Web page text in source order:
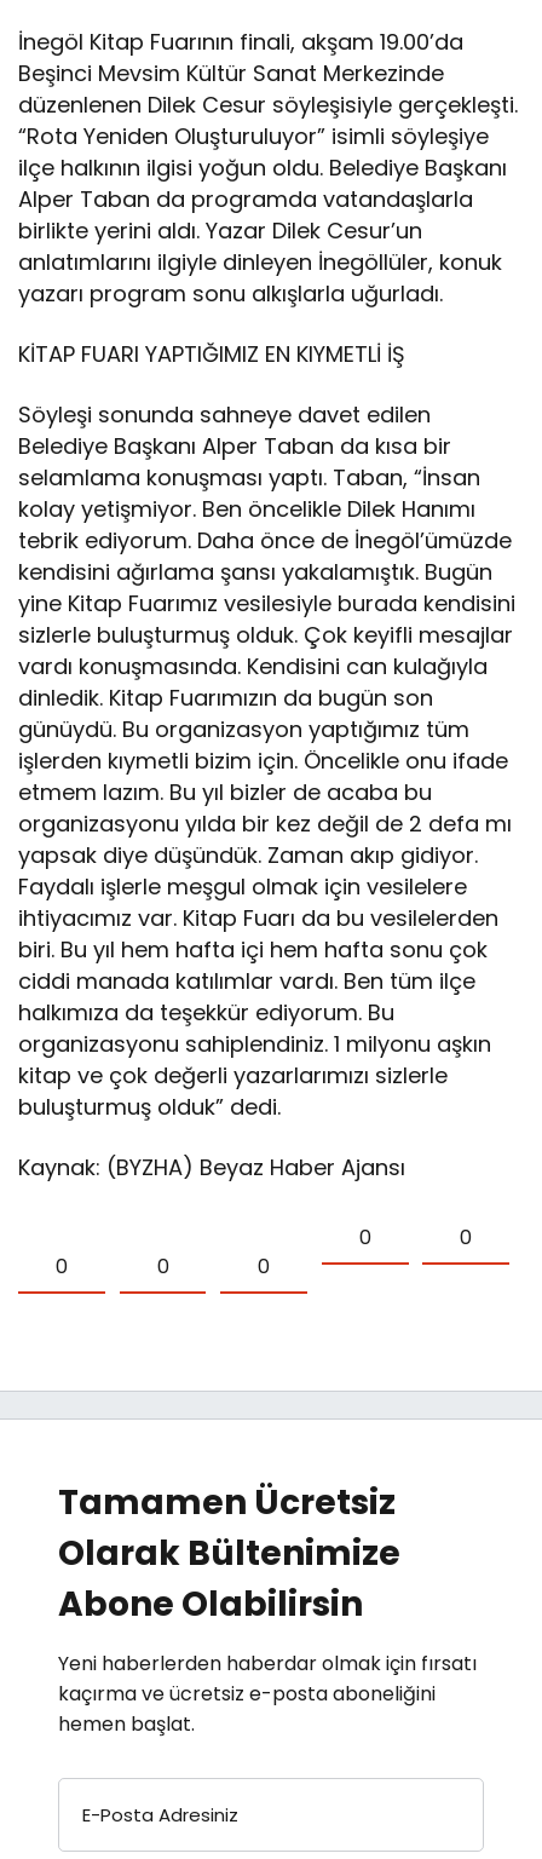
İnegöl Kitap Fuarının finali, akşam 19.00’da
Beşinci Mevsim Kültür Sanat Merkezinde
düzenlenen Dilek Cesur söyleşisiyle gerçekleşti.
“Rota Yeniden Oluşturuluyor” isimli söyleşiye
ilçe halkının ilgisi yoğun oldu. Belediye Başkanı
Alper Taban da programda vatandaşlarla
birlikte yerini aldı. Yazar Dilek Cesur’un
anlatımlarını ilgiyle dinleyen İnegöllüler, konuk
yazarı program sonu alkışlarla uğurladı.
KİTAP FUARI YAPTIĞIMIZ EN KIYMETLİ İŞ
Söyleşi sonunda sahneye davet edilen
Belediye Başkanı Alper Taban da kısa bir
selamlama konuşması yaptı. Taban, “İnsan
kolay yetişmiyor. Ben öncelikle Dilek Hanımı
tebrik ediyorum. Daha önce de İnegöl’ümüzde
kendisini ağırlama şansı yakalamıştık. Bugün
yine Kitap Fuarımız vesilesiyle burada kendisini
sizlerle buluşturmuş olduk. Çok keyifli mesajlar
vardı konuşmasında. Kendisini can kulağıyla
dinledik. Kitap Fuarımızın da bugün son
günüydü. Bu organizasyon yaptığımız tüm
işlerden kıymetli bizim için. Öncelikle onu ifade
etmem lazım. Bu yıl bizler de acaba bu
organizasyonu yılda bir kez değil de 2 defa mı
yapsak diye düşündük. Zaman akıp gidiyor.
Faydalı işlerle meşgul olmak için vesilelere
ihtiyacımız var. Kitap Fuarı da bu vesilelerden
biri. Bu yıl hem hafta içi hem hafta sonu çok
ciddi manada katılımlar vardı. Ben tüm ilçe
halkımıza da teşekkür ediyorum. Bu
organizasyonu sahiplendiniz. 1 milyonu aşkın
kitap ve çok değerli yazarlarımızı sizlerle
buluşturmuş olduk” dedi.
Kaynak: (BYZHA) Beyaz Haber Ajansı
0 0 0
0 0
Tamamen Ücretsiz
Olarak Bültenimize
Abone Olabilirsin
Yeni haberlerden haberdar olmak için fırsatı
kaçırma ve ücretsiz e-posta aboneliğini
hemen başlat.
E-Posta Adresiniz